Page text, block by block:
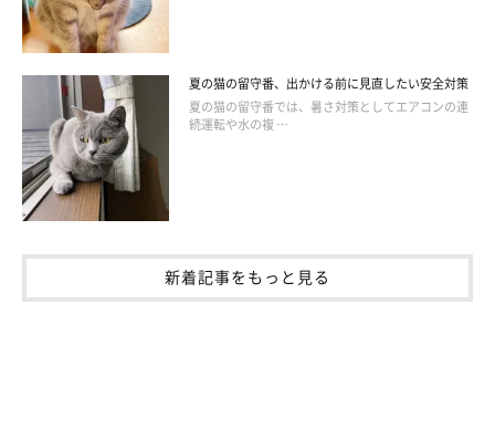
処法をご紹介します。
夏の猫の留守番、出かける前に見直したい安全対策
夏の猫の留守番では、暑さ対策としてエアコンの連
続運転や水の複 …
新着記事をもっと見る